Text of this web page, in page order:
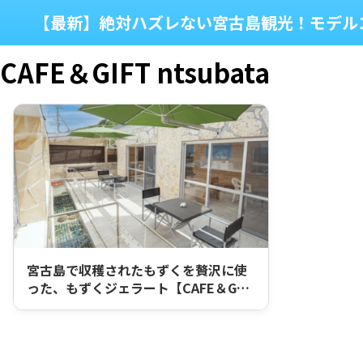
【最新】絶対ハズレない宮古島観光！モデ
CAFE＆GIFT ntsubata
宮古島で収穫されたもずくを贅沢に使
った、もずくジェラート【CAFE＆G…